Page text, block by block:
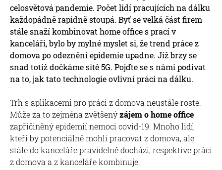
celosvětová pandemie. Počet lidí pracujících na dálku
každopádně rapidně stoupá. Byť se velká část firem
stále snaží kombinovat home office s prací v
kanceláři, bylo by mylné myslet si, že trend práce z
domova po odeznění epidemie upadne. Již brzy se
snad totiž dočkáme sítě 5G. Pojďte se s námi podívat
na to, jak tato technologie ovlivní práci na dálku.
Trh s aplikacemi pro práci z domova neustále roste.
Může za to zejména zvětšenýzájem o home office
zapříčiněný epidemií nemoci covid-19. Mnoho lidí,
kteří by potenciálně mohli pracovat z domova, ale
stále do kanceláře pravidelně dochází, respektive práci
z domova a z kanceláře kombinuje.